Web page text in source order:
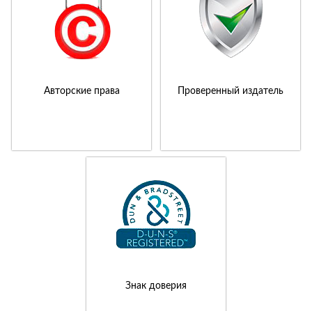
Авторские права Проверенный издатель
Знак доверия